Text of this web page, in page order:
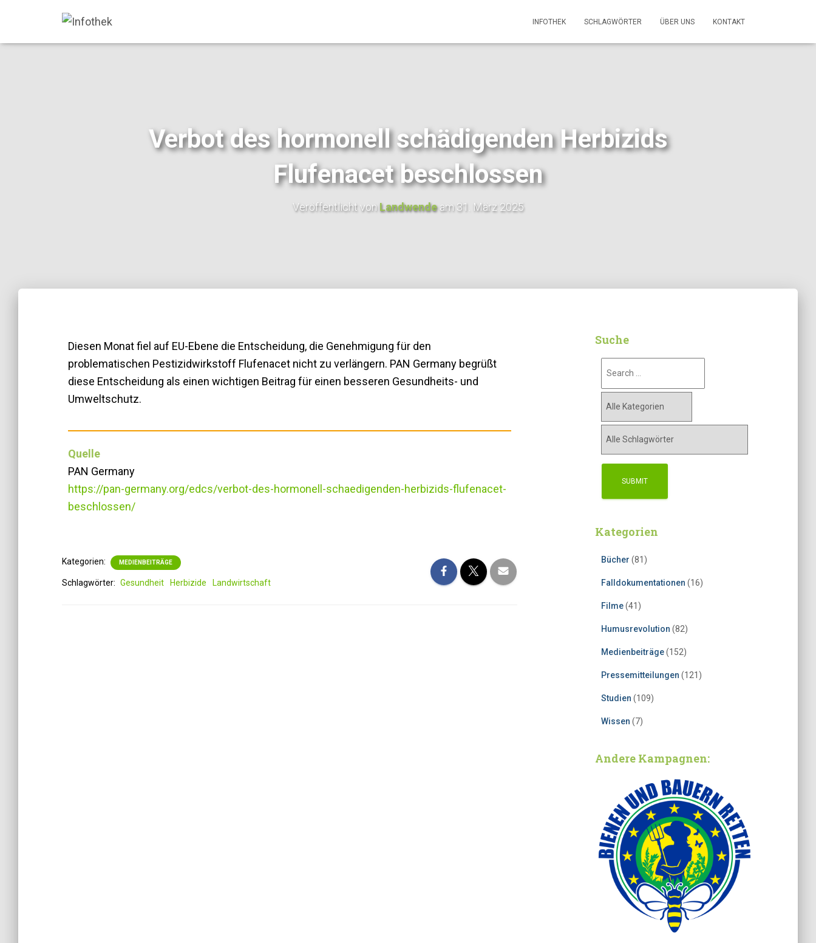
INFOTHEK SCHLAGWÖRTER ÜBER UNS KONTAKT
Verbot des hormonell schädigenden Herbizids
Flufenacet beschlossen
Veröffentlicht vonLandwendeam31. März 2025
Diesen Monat fiel auf EU-Ebene die Entscheidung, die Genehmigung für den
problematischen Pestizidwirkstoff Flufenacet nicht zu verlängern. PAN Germany begrüßt
diese Entscheidung als einen wichtigen Beitrag für einen besseren Gesundheits- und
Umweltschutz.
Quelle
PAN Germany
https://pan-germany.org/edcs/verbot-des-hormonell-schaedigenden-herbizids-flufenacet-
beschlossen/
Kategorien: MEDIENBEITRÄGE
Schlagwörter: Gesundheit Herbizide Landwirtschaft
Suche
Kategorien
Bücher (81)
Falldokumentationen (16)
Filme(41)
Humusrevolution (82)
Medienbeiträge(152)
Pressemitteilungen (121)
Studien (109)
Wissen (7)
Andere Kampagnen: